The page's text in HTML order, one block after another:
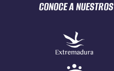
CONOCE A NUESTROS